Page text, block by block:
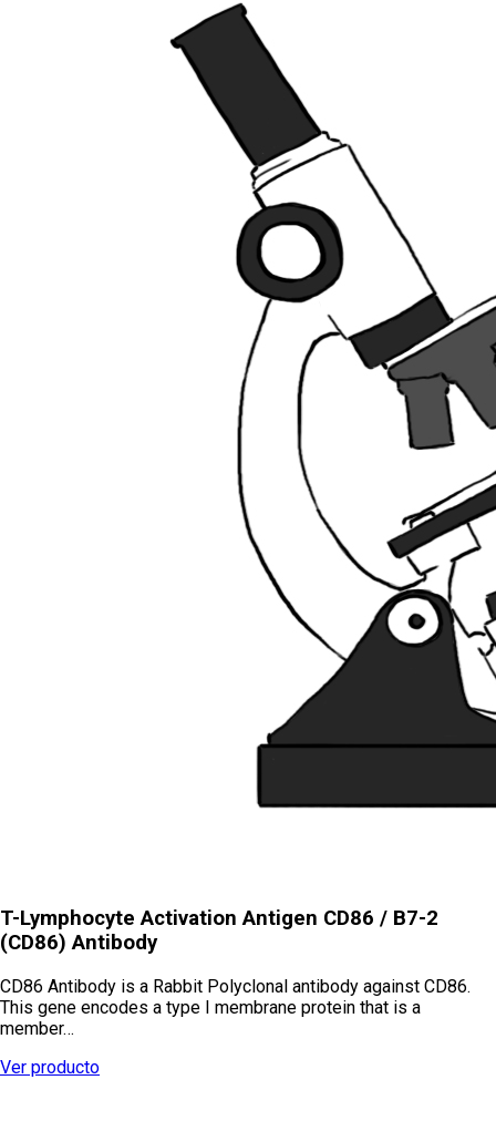
T-Lymphocyte Activation Antigen CD86 / B7-2
(CD86) Antibody
CD86 Antibody is a Rabbit Polyclonal antibody against CD86.
This gene encodes a type I membrane protein that is a
member…
Ver producto